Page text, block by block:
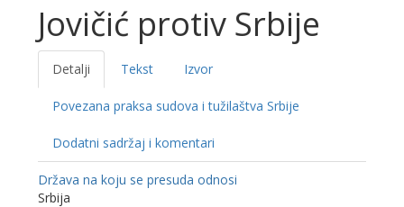
Jovičić protiv Srbije
Detalji Tekst Izvor
Povezana praksa sudova i tužilaštva Srbije
Dodatni sadržaj i komentari
Država na koju se presuda odnosi
Srbija